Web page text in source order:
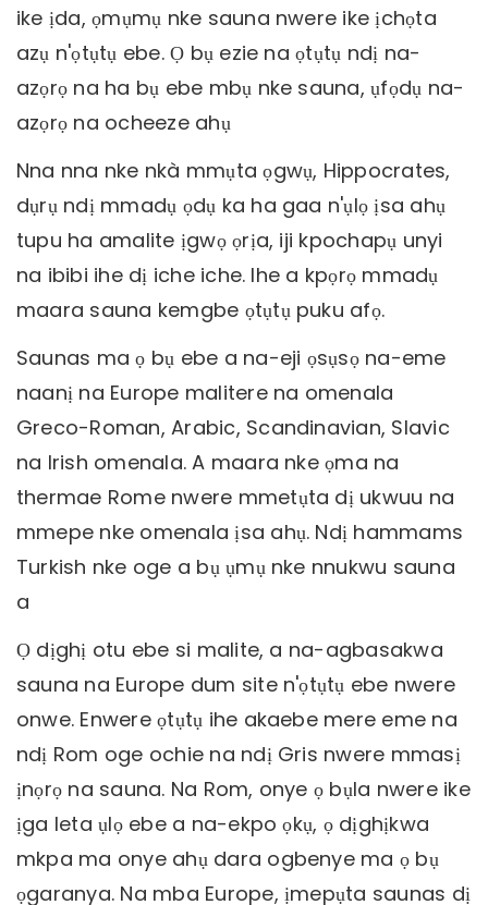
ike ịda, ọmụmụ nke sauna nwere ike ịchọta
azụ n'ọtụtụ ebe. Ọ bụ ezie na ọtụtụ ndị na-
azọrọ na ha bụ ebe mbụ nke sauna, ụfọdụ na-
azọrọ na ocheeze ahụ
Nna nna nke nkà mmụta ọgwụ, Hippocrates,
dụrụ ndị mmadụ ọdụ ka ha gaa n'ụlọ ịsa ahụ
tupu ha amalite ịgwọ ọrịa, iji kpochapụ unyi
na ibibi ihe dị iche iche. Ihe a kpọrọ mmadụ
maara sauna kemgbe ọtụtụ puku afọ.
Saunas ma ọ bụ ebe a na-eji ọsụsọ na-eme
naanị na Europe malitere na omenala
Greco-Roman, Arabic, Scandinavian, Slavic
na Irish omenala. A maara nke ọma na
thermae Rome nwere mmetụta dị ukwuu na
mmepe nke omenala ịsa ahụ. Ndị hammams
Turkish nke oge a bụ ụmụ nke nnukwu sauna
a
Ọ dịghị otu ebe si malite, a na-agbasakwa
sauna na Europe dum site n'ọtụtụ ebe nwere
onwe. Enwere ọtụtụ ihe akaebe mere eme na
ndị Rom oge ochie na ndị Gris nwere mmasị
ịnọrọ na sauna. Na Rom, onye ọ bụla nwere ike
ịga leta ụlọ ebe a na-ekpo ọkụ, ọ dịghịkwa
mkpa ma onye ahụ dara ogbenye ma ọ bụ
ọgaranya. Na mba Europe, ịmepụta saunas dị